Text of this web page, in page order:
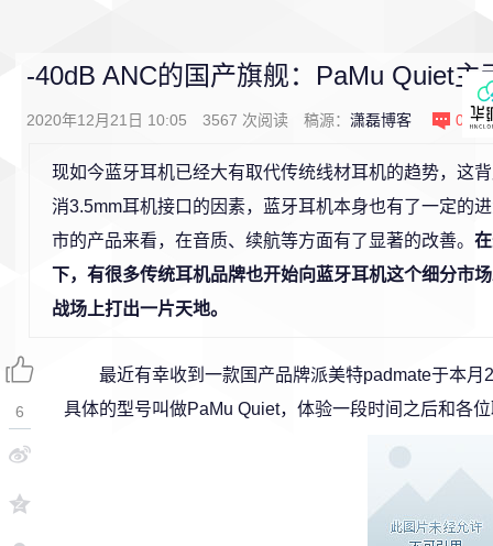
-40dB ANC的国产旗舰：PaMu Quiet
2020年12月21日 10:05 3567 次阅读 稿源： 潇磊博客 0 条
现如今蓝牙耳机已经大有取代传统线材耳机的趋势，这
消3.5mm耳机接口的因素，蓝牙耳机本身也有了一定的
市的产品来看，在音质、续航等方面有了显著的改善。
下，有很多传统耳机品牌也开始向蓝牙耳机这个细分市
战场上打出一片天地。
最近有幸收到一款国产品牌派美特padmate于本
具体的型号叫做PaMu Quiet，体验一段时间之后和各
6